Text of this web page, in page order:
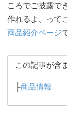
ころでご披露で
作れるよ、って
商品紹介ページ
この記事が含
├商品情報